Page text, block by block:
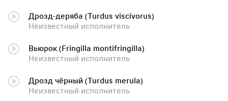
Дрозд-деряба (Turdus viscivorus)
Неизвестный исполнитель
Вьюрок (Fringilla montifringilla)
Неизвестный исполнитель
Дрозд чёрный (Turdus merula)
Неизвестный исполнитель